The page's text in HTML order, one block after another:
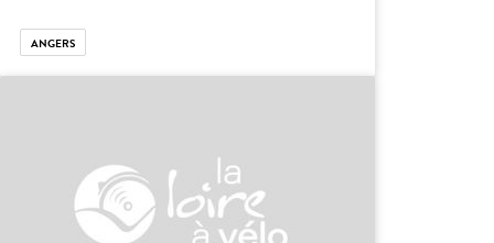
ANGERS